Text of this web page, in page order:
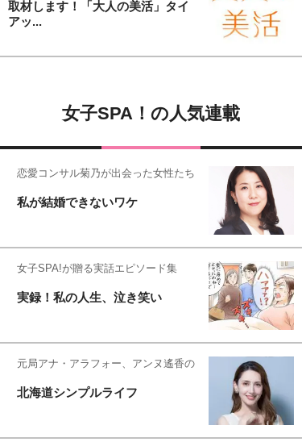
取材します！「大人の美活」タイ
アッ...
女子SPA！の人気連載
恋愛コンサル菊乃が出会った女性たち
私が結婚できないワケ
女子SPA!が贈る実話エピソード集
実録！私の人生、泣き笑い
元局アナ・アラフォー、アンヌ遙香の
北海道シンプルライフ